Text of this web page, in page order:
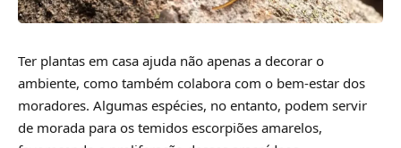
Ter plantas em casa ajuda não apenas a decorar o
ambiente, como também colabora com o bem-estar dos
moradores. Algumas espécies, no entanto, podem servir
de morada para os temidos escorpiões amarelos,